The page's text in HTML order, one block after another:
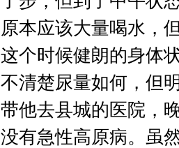
原本应该大量喝水，
这个时候健朗的身体
不清楚尿量如何，但
带他去县城的医院，
没有急性高原病。虽